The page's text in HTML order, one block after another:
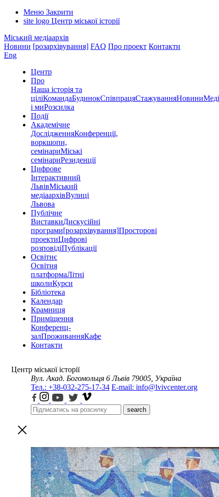
Меню Закрити
site logo Центр міської історії
Міський медіаархів
Новини [розархівування] FAQ Про проект Контакти
Eng
Центр
Про
Наша історія та
ціліКомандаБудинокСпівпрацяСтажуванняНовини
і миРозсилка
Події
Академічне
ДослідженняКонференції,
воркшопи,
семінариМіські
семінариРезиденції
Цифрове
Інтерактивний
ЛьвівМіський
медіаархівВулиці
Львова
Публічне
ВиставкиДискусійні
програми[розархівування]Просторові
проектиЦифрові
розповідіПублікації
Освітнє
Освітня
платформаЛітні
школиКурси
Бібліотека
Календар
Крамниця
Приміщення
Конференц-
залПроживанняКафе
Контакти
Центр міської історії
Вул. Акад. Богомольця 6 Львів 79005, Україна
Тел.: +38-032-275-17-34 E-mail: info@lvivcenter.org
search